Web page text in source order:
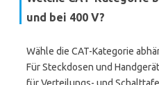
und bei 400 V?
Wähle die CAT-Kategorie
Für Steckdosen und